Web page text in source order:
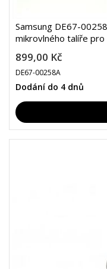
Samsung DE67-
mikrovlného talíře pro
899,00 Kč
DE67-00258A
Dodání do 4 dnů